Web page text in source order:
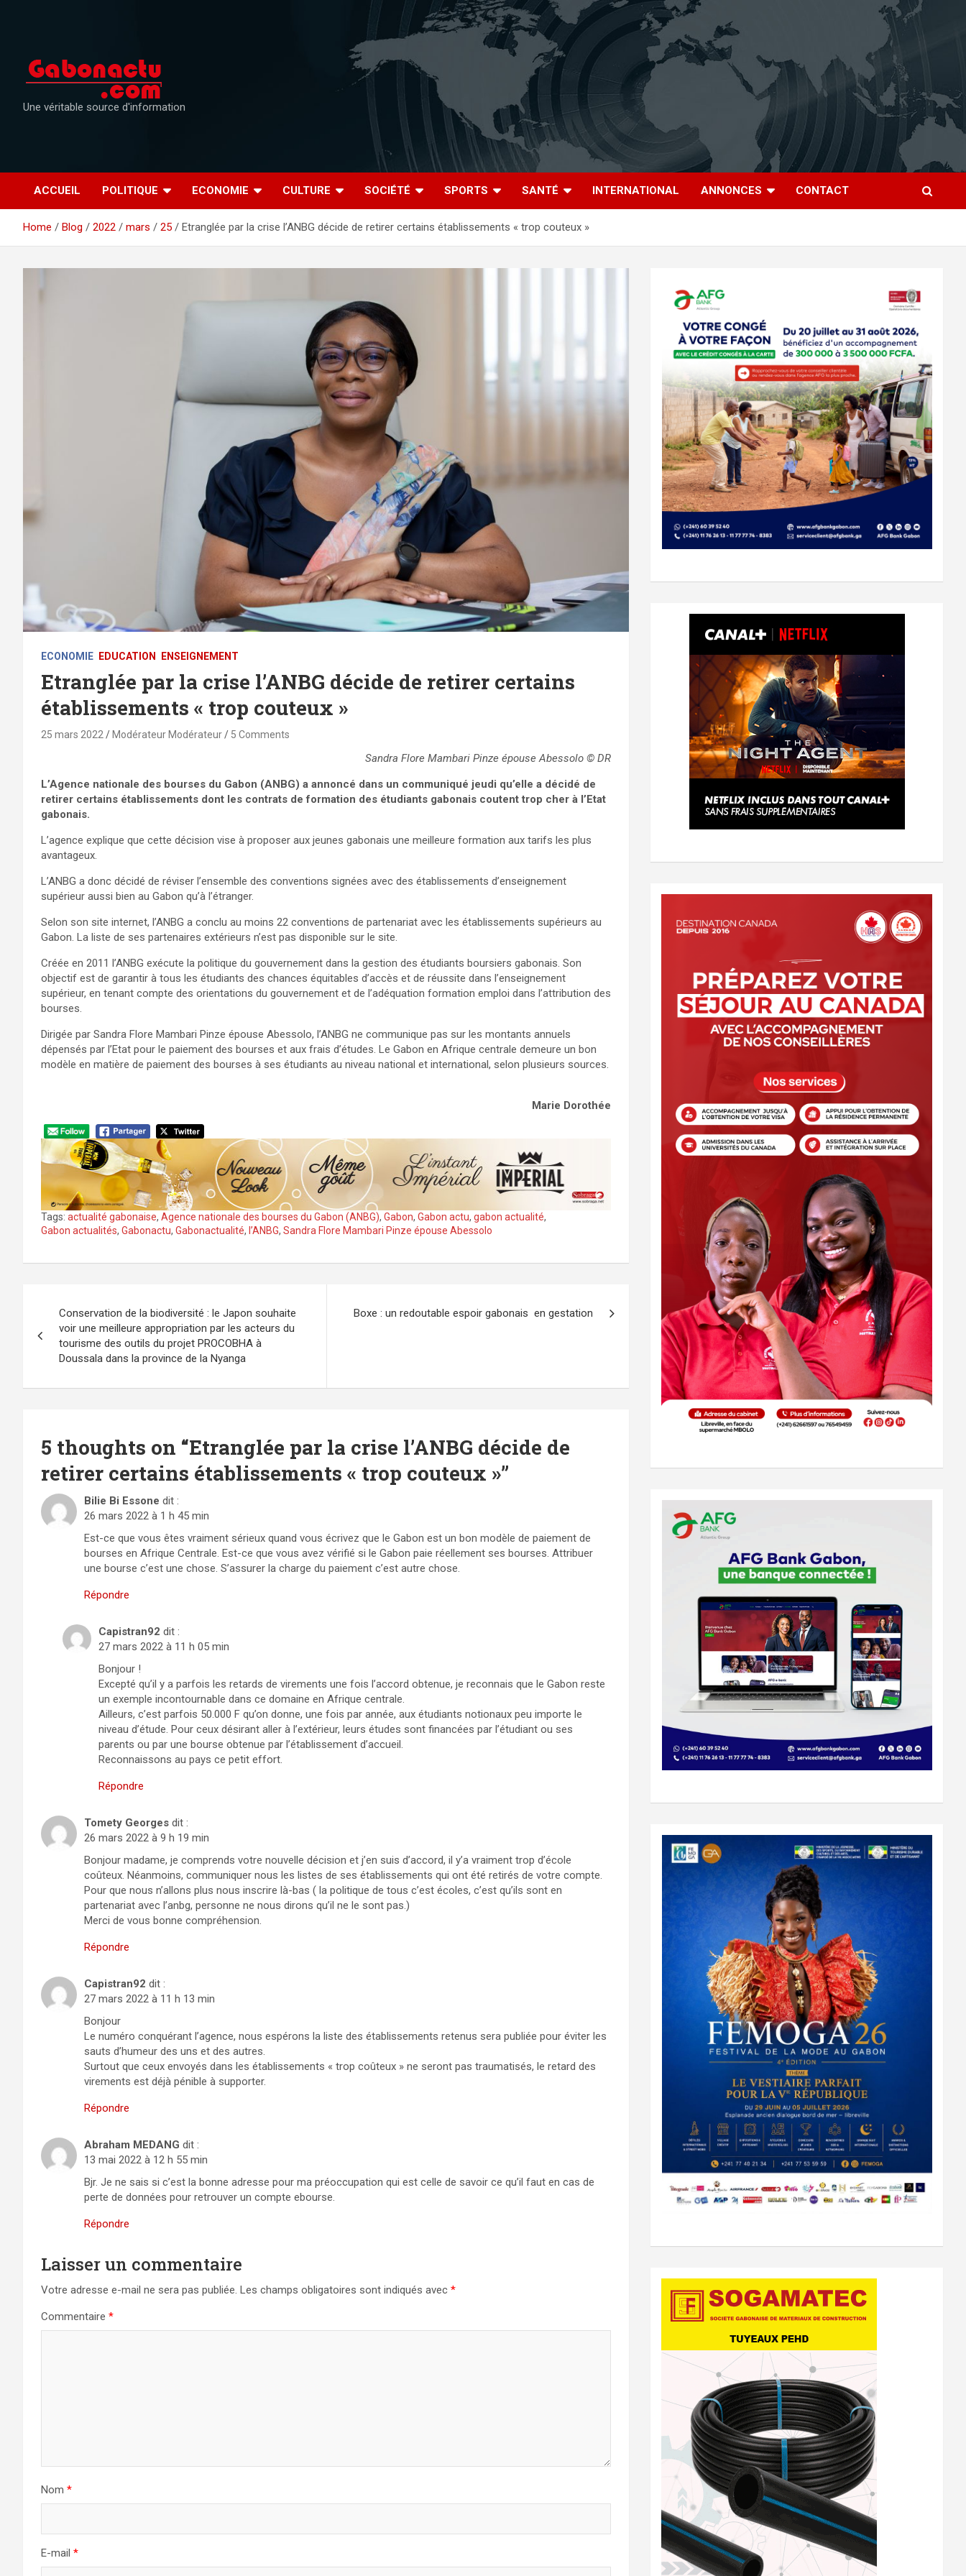
Une véritable source d'information
ACCUEIL POLITIQUE ECONOMIE CULTURE SOCIÉTÉ SPORTS SANTÉ INTERNATIONAL ANNONCES CONTACT
Home Blog 2022 mars 25 Etranglée par la crise l’ANBG décide de retirer certains établissements « trop couteux »
ECONOMIE EDUCATION ENSEIGNEMENT
Etranglée par la crise l’ANBG décide de retirer certains
établissements « trop couteux »
25 mars 2022 Modérateur Modérateur 5 Comments
Sandra Flore Mambari Pinze épouse Abessolo © DR
L’Agence nationale des bourses du Gabon (ANBG) a annoncé dans un communiqué jeudi qu’elle a décidé de
retirer certains établissements dont les contrats de formation des étudiants gabonais coutent trop cher à l’Etat
gabonais.
L’agence explique que cette décision vise à proposer aux jeunes gabonais une meilleure formation aux tarifs les plus
avantageux.
L’ANBG a donc décidé de réviser l’ensemble des conventions signées avec des établissements d’enseignement
supérieur aussi bien au Gabon qu’à l’étranger.
Selon son site internet, l’ANBG a conclu au moins 22 conventions de partenariat avec les établissements supérieurs au
Gabon. La liste de ses partenaires extérieurs n’est pas disponible sur le site.
Créée en 2011 l’ANBG exécute la politique du gouvernement dans la gestion des étudiants boursiers gabonais. Son
objectif est de garantir à tous les étudiants des chances équitables d’accès et de réussite dans l’enseignement
supérieur, en tenant compte des orientations du gouvernement et de l’adéquation formation emploi dans l’attribution des
bourses.
Dirigée par Sandra Flore Mambari Pinze épouse Abessolo, l’ANBG ne communique pas sur les montants annuels
dépensés par l’Etat pour le paiement des bourses et aux frais d’études. Le Gabon en Afrique centrale demeure un bon
modèle en matière de paiement des bourses à ses étudiants au niveau national et international, selon plusieurs sources.
Marie Dorothée
Tags: actualité gabonaise, Agence nationale des bourses du Gabon (ANBG), Gabon, Gabon actu, gabon actualité,
Gabon actualités, Gabonactu, Gabonactualité, l’ANBG, Sandra Flore Mambari Pinze épouse Abessolo
de
l’article
Conservation de la biodiversité : le Japon souhaite
voir une meilleure appropriation par les acteurs du
tourisme des outils du projet PROCOBHA à
Doussala dans la province de la Nyanga
Boxe : un redoutable espoir gabonais en gestation
5 thoughts on “Etranglée par la crise l’ANBG décide de
retirer certains établissements « trop couteux »”
Bilie Bi Essone dit :
26 mars 2022 à 1 h 45 min
Est-ce que vous êtes vraiment sérieux quand vous écrivez que le Gabon est un bon modèle de paiement de
bourses en Afrique Centrale. Est-ce que vous avez vérifié si le Gabon paie réellement ses bourses. Attribuer
une bourse c’est une chose. S’assurer la charge du paiement c’est autre chose.
Répondre
Capistran92 dit :
27 mars 2022 à 11 h 05 min
Bonjour !
Excepté qu’il y a parfois les retards de virements une fois l’accord obtenue, je reconnais que le Gabon reste
un exemple incontournable dans ce domaine en Afrique centrale.
Ailleurs, c’est parfois 50.000 F qu’on donne, une fois par année, aux étudiants notionaux peu importe le
niveau d’étude. Pour ceux désirant aller à l’extérieur, leurs études sont financées par l’étudiant ou ses
parents ou par une bourse obtenue par l’établissement d’accueil.
Reconnaissons au pays ce petit effort.
Répondre
Tomety Georges dit :
26 mars 2022 à 9 h 19 min
Bonjour madame, je comprends votre nouvelle décision et j’en suis d’accord, il y’a vraiment trop d’école
coûteux. Néanmoins, communiquer nous les listes de ses établissements qui ont été retirés de votre compte.
Pour que nous n’allons plus nous inscrire là-bas ( la politique de tous c’est écoles, c’est qu’ils sont en
partenariat avec l’anbg, personne ne nous dirons qu’il ne le sont pas.)
Merci de vous bonne compréhension.
Répondre
Capistran92 dit :
27 mars 2022 à 11 h 13 min
Bonjour
Le numéro conquérant l’agence, nous espérons la liste des établissements retenus sera publiée pour éviter les
sauts d’humeur des uns et des autres.
Surtout que ceux envoyés dans les établissements « trop coûteux » ne seront pas traumatisés, le retard des
virements est déjà pénible à supporter.
Répondre
Abraham MEDANG dit :
13 mai 2022 à 12 h 55 min
Bjr. Je ne sais si c’est la bonne adresse pour ma préoccupation qui est celle de savoir ce qu’il faut en cas de
perte de données pour retrouver un compte ebourse.
Répondre
Laisser un commentaire
Votre adresse e-mail ne sera pas publiée. Les champs obligatoires sont indiqués avec *
Commentaire *
Nom *
E-mail *